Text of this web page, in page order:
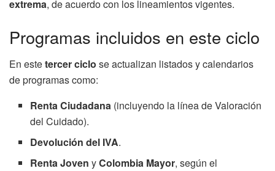
extrema, de acuerdo con los lineamientos vigentes.
Programas incluidos en este ciclo
En estetercer ciclo se actualizan listados y calendarios
de programas como:
Renta Ciudadana (incluyendo la línea de Valoración
del Cuidado).
Devolución del IVA.
Renta Joven yColombia Mayor, según el